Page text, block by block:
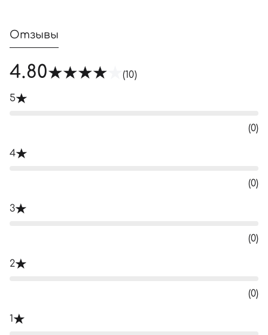
Отзывы
4.80 (10)
5
(0)
4
(0)
3
(0)
2
(0)
1